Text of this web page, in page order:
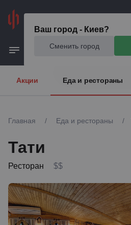
Ваш город - Киев?
Сменить город
Акции Еда и рестораны
Главная / Еда и рестораны /
Тати
Ресторан $$